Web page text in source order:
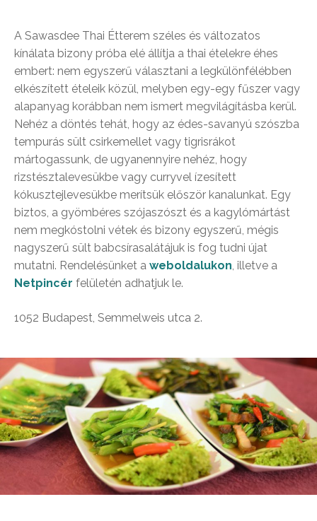
A Sawasdee Thai Étterem széles és változatos
kínálata bizony próba elé állítja a thai ételekre éhes
embert: nem egyszerű választani a legkülönfélébben
elkészített ételeik közül, melyben egy-egy fűszer vagy
alapanyag korábban nem ismert megvilágításba kerül.
Nehéz a döntés tehát, hogy az édes-savanyú szószba
tempurás sült csirkemellet vagy tigrisrákot
mártogassunk, de ugyanennyire nehéz, hogy
rizstésztalevesükbe vagy curryvel ízesített
kókusztejlevesükbe merítsük először kanalunkat. Egy
biztos, a gyömbéres szójaszószt és a kagylómártást
nem megkóstolni vétek és bizony egyszerű, mégis
nagyszerű sült babcsírasalátájuk is fog tudni újat
mutatni. Rendelésünket a weboldalukon , illetve a
Netpincér felületén adhatjuk le.
1052 Budapest, Semmelweis utca 2.